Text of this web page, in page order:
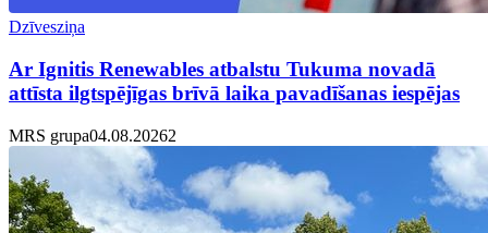
Dzīvesziņa
Ar Ignitis Renewables atbalstu Tukuma novadā
attīsta ilgtspējīgas brīvā laika pavadīšanas iespējas
MRS grupa04.08.20262